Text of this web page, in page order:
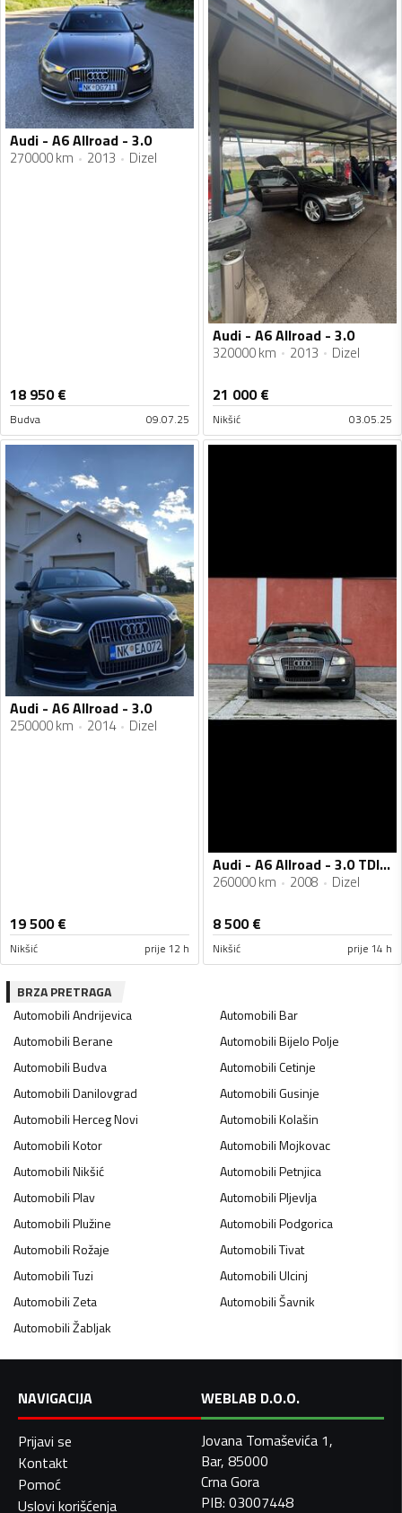
Audi - A6 Allroad - 3.0
270000 km 2013 Dizel
18 950€
Budva 09.07.25
Audi - A6 Allroad - 3.0
320000 km 2013 Dizel
21 000€
Nikšić 03.05.25
Audi - A6 Allroad - 3.0
250000 km 2014 Dizel
19 500€
Nikšić prije 12 h
Audi - A6 Allroad - 3.0 TDI quattro
260000 km 2008 Dizel
8 500€
Nikšić prije 14 h
BRZA PRETRAGA
AutomobiliAndrijevica AutomobiliBar
AutomobiliBerane AutomobiliBijelo Polje
AutomobiliBudva AutomobiliCetinje
AutomobiliDanilovgrad AutomobiliGusinje
AutomobiliHerceg Novi AutomobiliKolašin
AutomobiliKotor AutomobiliMojkovac
AutomobiliNikšić AutomobiliPetnjica
AutomobiliPlav AutomobiliPljevlja
AutomobiliPlužine AutomobiliPodgorica
AutomobiliRožaje AutomobiliTivat
AutomobiliTuzi AutomobiliUlcinj
AutomobiliZeta AutomobiliŠavnik
AutomobiliŽabljak
NAVIGACIJA
Prijavi se
Kontakt
Pomoć
Uslovi korišćenja
WEBLAB D.O.O.
Jovana Tomaševića 1,
Bar, 85000
Crna Gora
PIB: 03007448